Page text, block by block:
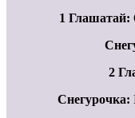
1 Глашатай:
2
Снегурочка: